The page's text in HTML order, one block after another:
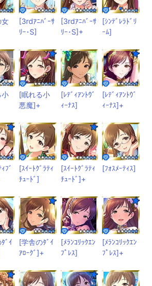
[3rdｱﾆﾊﾞｰｻ
ﾘｰ･S]
[3rdｱﾆﾊﾞｰｻ
ﾘｰ･S]+
[ｼﾝﾃﾞﾚﾗﾄﾞﾘ
ｰﾑ]
小
[眠れる小
悪魔]+
[ﾚﾃﾞｨｱﾝﾄｳﾞ
ｨｰﾅｽ]
[ﾚﾃﾞｨｱﾝﾄｳﾞ
ｨｰﾅｽ]+
ﾌﾞ
[ｽｲｰﾄｸﾞﾗﾃｨ
ﾁｭｰﾄﾞ]
[ｽｲｰﾄｸﾞﾗﾃｨ
ﾁｭｰﾄﾞ]+
[ﾌｫｽﾒｰﾃｨｽ]
ﾞｲ
[学舎のﾀﾞｲ
ｱﾛｰｸﾞ]+
[ﾒﾗﾝｺﾘｯｸｴﾝ
ﾌﾟﾚｽ]
[ﾒﾗﾝｺﾘｯｸｴﾝ
ﾌﾟﾚｽ]+